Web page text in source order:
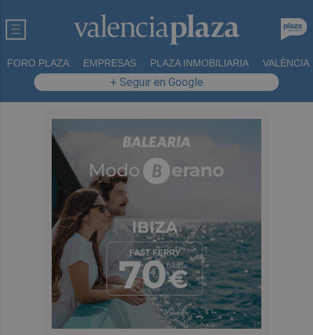
FORO PLAZA EMPRESAS PLAZA INMOBILIARIA VALÈNCIA
+ Seguir en Google